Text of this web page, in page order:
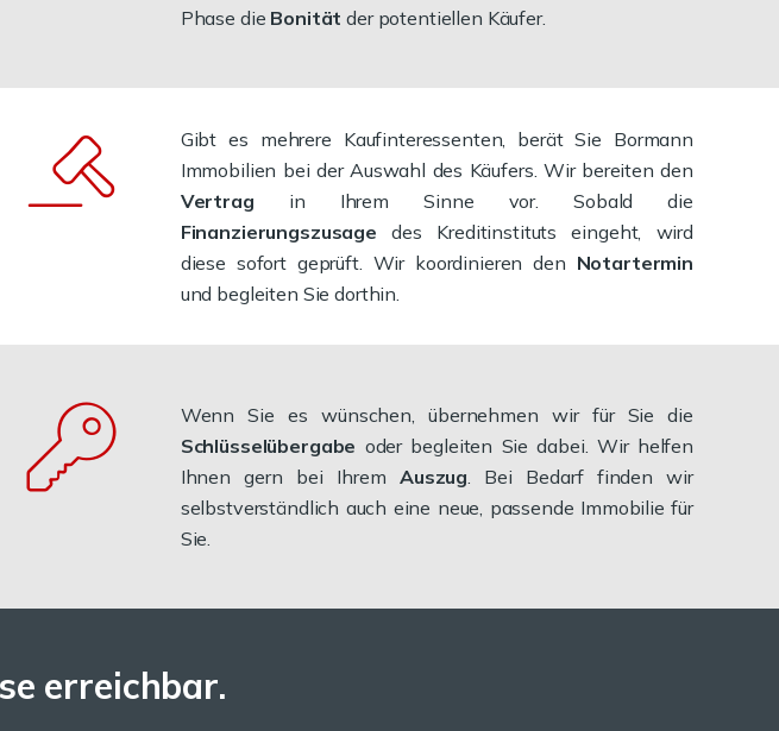
Phase die Bonitätder potentiellen Käufer.
Gibt es mehrere Kaufinteressenten, berät Sie Bormann
Immobilien bei der Auswahl des Käufers. Wir bereiten den
Vertrag in Ihrem Sinne vor. Sobald die
Finanzierungszusagedes Kreditinstituts eingeht, wird
diese sofort geprüft. Wir koordinieren den Notartermin
und begleiten Sie dorthin.
Wenn Sie es wünschen, übernehmen wir für Sie die
Schlüsselübergabe oder begleiten Sie dabei. Wir helfen
Ihnen gern bei Ihrem Auszug. Bei Bedarf finden wir
selbstverständlich auch eine neue, passende Immobilie für
Sie.
erreichbar.